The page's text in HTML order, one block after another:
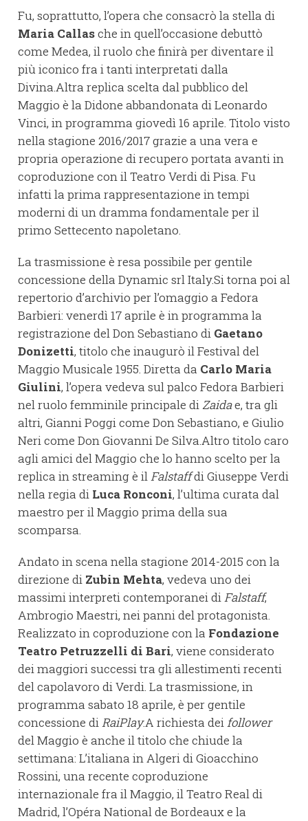
Fu, soprattutto, l’opera che consacrò la stella di
Maria Callasche in quell’occasione debuttò
come Medea, il ruolo che finirà per diventare il
più iconico fra i tanti interpretati dalla
Divina.Altra replica scelta dal pubblico del
Maggio è la Didone abbandonata di Leonardo
Vinci, in programma giovedì 16 aprile. Titolo visto
nella stagione 2016/2017 grazie a una vera e
propria operazione di recupero portata avanti in
coproduzione con il Teatro Verdi di Pisa. Fu
infatti la prima rappresentazione in tempi
moderni di un dramma fondamentale per il
primo Settecento napoletano.
La trasmissione è resa possibile per gentile
concessione della Dynamic srl Italy.Si torna poi al
repertorio d’archivio per l’omaggio a Fedora
Barbieri: venerdì 17 aprile è in programma la
registrazione del Don Sebastiano di Gaetano
Donizetti, titolo che inaugurò il Festival del
Maggio Musicale 1955. Diretta da Carlo Maria
Giulini, l’opera vedeva sul palco Fedora Barbieri
nel ruolo femminile principale di Zaidae, tra gli
altri, Gianni Poggi come Don Sebastiano, e Giulio
Neri come Don Giovanni De Silva.Altro titolo caro
agli amici del Maggio che lo hanno scelto per la
replica in streaming è ilFalstaffdi Giuseppe Verdi
nella regia di Luca Ronconi, l’ultima curata dal
maestro per il Maggio prima della sua
scomparsa.
Andato in scena nella stagione 2014-2015 con la
direzione di Zubin Mehta, vedeva uno dei
massimi interpreti contemporanei diFalstaff,
Ambrogio Maestri, nei panni del protagonista.
Realizzato in coproduzione con la Fondazione
Teatro Petruzzelli di Bari, viene considerato
dei maggiori successi tra gli allestimenti recenti
del capolavoro di Verdi. La trasmissione, in
programma sabato 18 aprile, è per gentile
concessione diRaiPlay.A richiesta deifollower
del Maggio è anche il titolo che chiude la
settimana: L’italiana in Algeri di Gioacchino
Rossini, una recente coproduzione
internazionale fra il Maggio, il Teatro Real di
Madrid, l’Opéra National de Bordeaux e la